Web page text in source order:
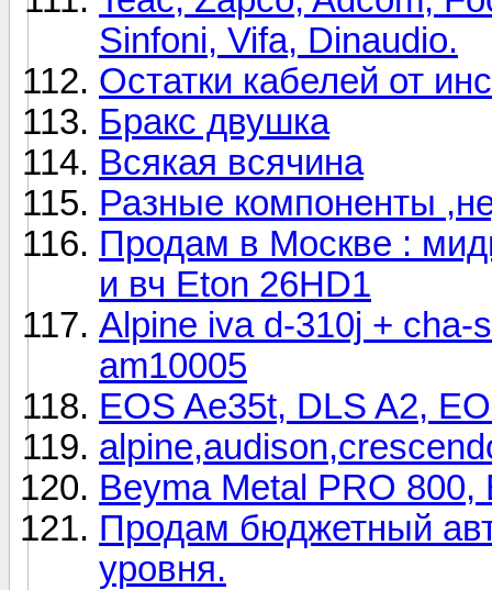
Sinfoni, Vifa, Dinaudio.
Остатки кабелей от
Бракс двушка
Всякая всячина
Разные компоненты
Продам в Москве :
и вч Eton 26HD1
Alpine iva d-310j + cha-
am10005
EOS Ae35t, DLS A2,
Beyma Metal PRO
Продам бюджетный
уровня.